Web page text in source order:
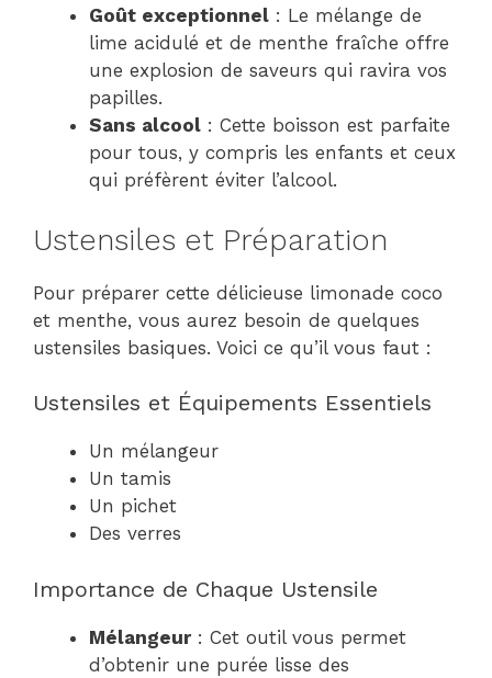
Goût exceptionnel : Le mélange de
lime acidulé et de menthe fraîche offre
une explosion de saveurs qui ravira vos
papilles.
Sans alcool : Cette boisson est parfaite
pour tous, y compris les enfants et ceux
qui préfèrent éviter l’alcool.
Ustensiles et Préparation
Pour préparer cette délicieuse limonade coco
et menthe, vous aurez besoin de quelques
ustensiles basiques. Voici ce qu’il vous faut :
Ustensiles et Équipements Essentiels
Un mélangeur
Un tamis
Un pichet
Des verres
Importance de Chaque Ustensile
Mélangeur: Cet outil vous permet
d’obtenir une purée lisse des